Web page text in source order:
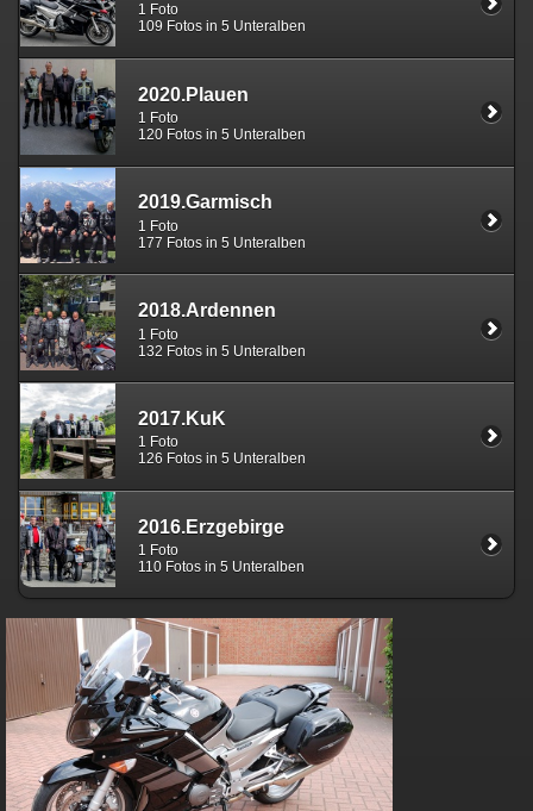
1 Foto
109 Fotos in 5 Unteralben
2020.Plauen
1 Foto
120 Fotos in 5 Unteralben
2019.Garmisch
1 Foto
177 Fotos in 5 Unteralben
2018.Ardennen
1 Foto
132 Fotos in 5 Unteralben
2017.KuK
1 Foto
126 Fotos in 5 Unteralben
2016.Erzgebirge
1 Foto
110 Fotos in 5 Unteralben